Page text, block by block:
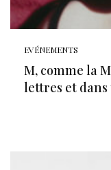
EVÉNEMENTS
M, comme la
lettres et dans